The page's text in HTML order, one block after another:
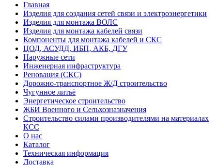
Главная
Изделия для создания сетей связи и электроэнергетики
Изделия для монтажа ВОЛС
Изделия для монтажа кабелей связи
Компоненты для монтажа кабелей и СКС
ЦОД, АСУДД, ИБП, АКБ, ДГУ
Наружные сети
Инженерная инфраструктура
Реновация (СКС)
Дорожно-транспортное Ж/Д строительство
Чугунное литьё
Энергетическое строительство
ЖБИ Военного и Сельхозназначения
Строительство силами производителями на материалах
КСС
О нас
Каталог
Техническая информация
Доставка